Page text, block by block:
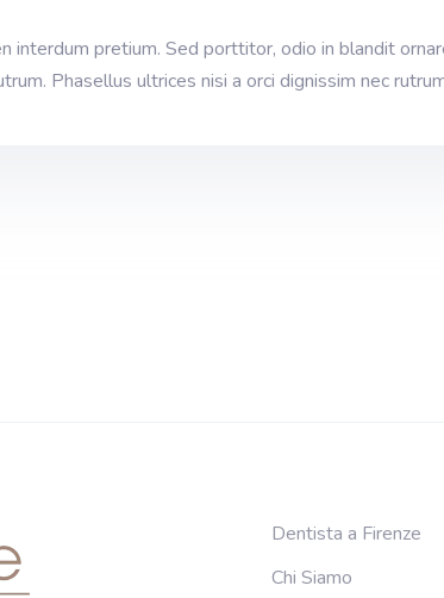
interdum pretium. Sed porttitor, odio in blandit
Phasellus ultrices nisi a orci dignissim nec
Dentista a Firenze
Chi Siamo